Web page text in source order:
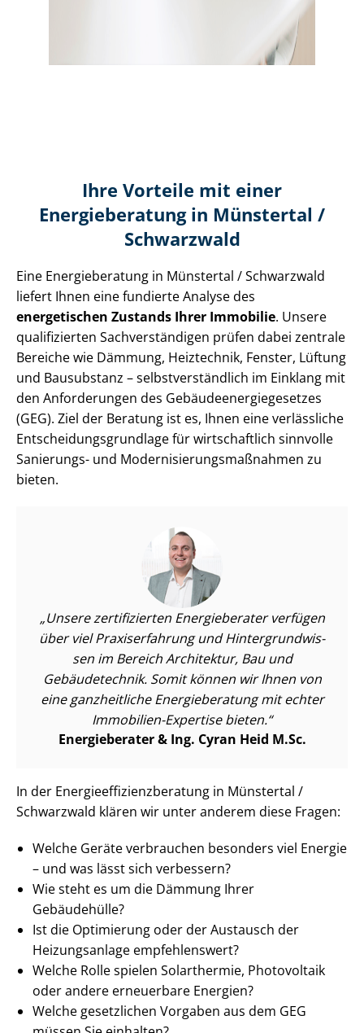
Ihre Vorteile mit einer
Energieberatung in Münstertal /
Schwarzwald
Eine Energieberatung in Münstertal / Schwarzwald
liefert Ihnen eine fundierte Analyse des
energetischen Zustands Ihrer Immobilie. Unsere
qualifizierten Sach­ver­stän­di­gen prüfen dabei zentrale
Bereiche wie Dämmung, Heiztechnik, Fenster, Lüftung
und Bausubstanz – selbst­ver­ständ­lich im Einklang mit
den Anforderungen des Ge­bäu­de­en­er­gie­ge­set­zes
(GEG). Ziel der Beratung ist es, Ihnen eine verlässliche
Ent­schei­dungs­grund­la­ge für wirtschaftlich sinnvolle
Sanierungs- und Mo­der­ni­sie­rungs­maß­nah­men zu
bieten.
Unsere zertifizierten Energieberater verfügen
über viel Praxiserfahrung und Hin­ter­grund­wis­
sen im Bereich Architektur, Bau und
Gebäudetechnik. Somit können wir Ihnen von
eine ganzheitliche Energieberatung mit echter
Immobilien-Expertise bieten.
Energieberater & Ing. Cyran Heid M.Sc.
In der En­er­gie­ef­fi­zi­enz­be­ra­tung in Münstertal /
Schwarzwald klären wir unter anderem diese Fragen:
Welche Geräte verbrauchen besonders viel Energie
– und was lässt sich verbessern?
Wie steht es um die Dämmung Ihrer
Gebäudehülle?
Ist die Optimierung oder der Austausch der
Heizungsanlage empfehlenswert?
Welche Rolle spielen Solarthermie, Photovoltaik
oder andere erneuerbare Energien?
Welche gesetzlichen Vorgaben aus dem GEG